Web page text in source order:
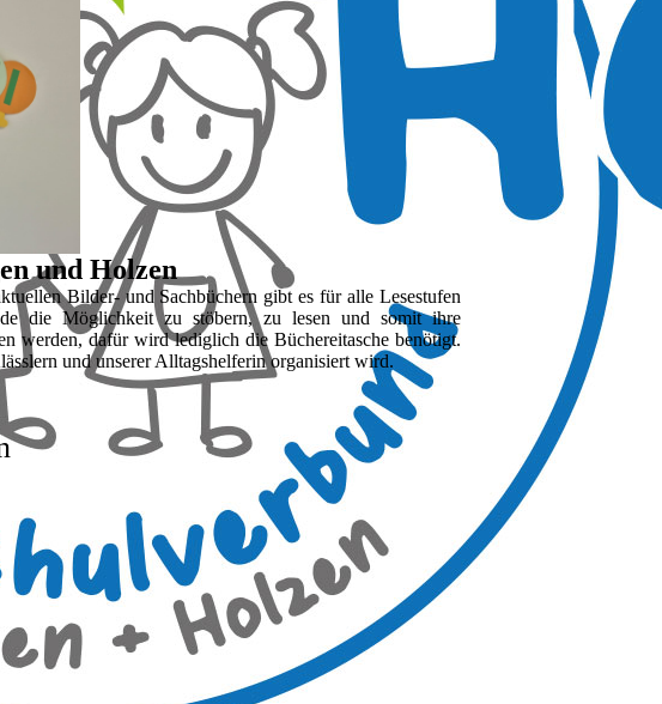
und Holzen
Bilder- und Sachbüchern gibt es für alle Lesestufen
die Möglichkeit zu stöbern, zu lesen und somit ihre
werden, dafür wird lediglich die Büchereitasche benötigt.
und unserer Alltagshelferin organisiert wird.